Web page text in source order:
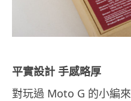
平實設計 手感略厚
對玩過 Moto G 的小編